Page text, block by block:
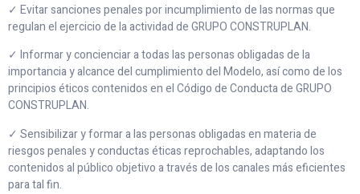
✓ Evitar sanciones penales por incumplimiento de las normas que
regulan el ejercicio de la actividad de GRUPO CONSTRUPLAN.
✓ Informar y concienciar a todas las personas obligadas de la
importancia y alcance del cumplimiento del Modelo, así como de los
principios éticos contenidos en el Código de Conducta de GRUPO
CONSTRUPLAN.
✓ Sensibilizar y formar a las personas obligadas en materia de
riesgos penales y conductas éticas reprochables, adaptando los
contenidos al público objetivo a través de los canales más eficientes
para tal fin.